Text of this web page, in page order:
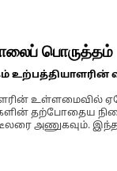
பொருத்தம்
உற்பத்தியாளரின்
உள்ளமைவில்
தற்போதைய
அணுகவும்.